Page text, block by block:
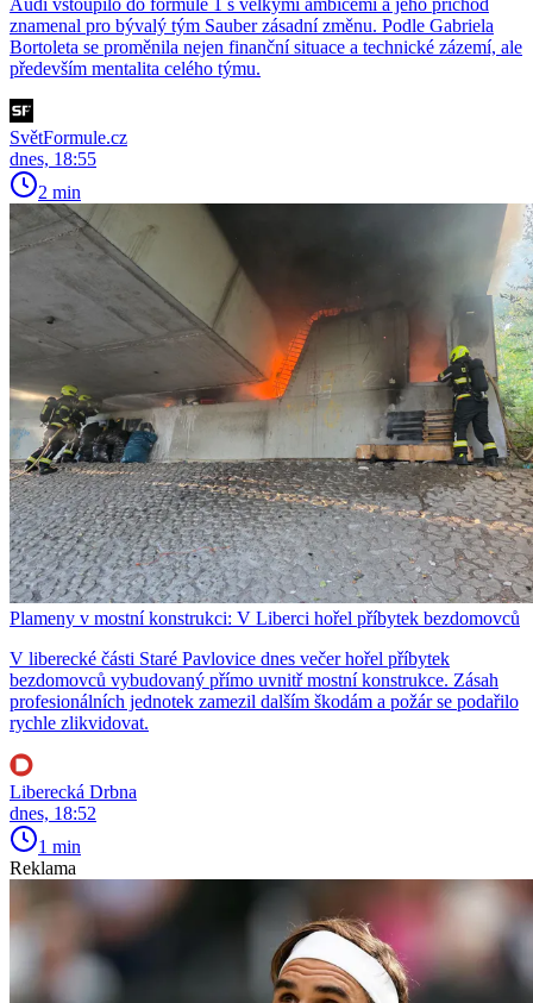
Audi vstoupilo do formule 1 s velkými ambicemi a jeho příchod
znamenal pro bývalý tým Sauber zásadní změnu. Podle Gabriela
Bortoleta se proměnila nejen finanční situace a technické zázemí, ale
především mentalita celého týmu.
SvětFormule.cz
dnes, 18:55
2 min
Plameny v mostní konstrukci: V Liberci hořel příbytek bezdomovců
V liberecké části Staré Pavlovice dnes večer hořel příbytek
bezdomovců vybudovaný přímo uvnitř mostní konstrukce. Zásah
profesionálních jednotek zamezil dalším škodám a požár se podařilo
rychle zlikvidovat.
Liberecká Drbna
dnes, 18:52
1 min
Reklama